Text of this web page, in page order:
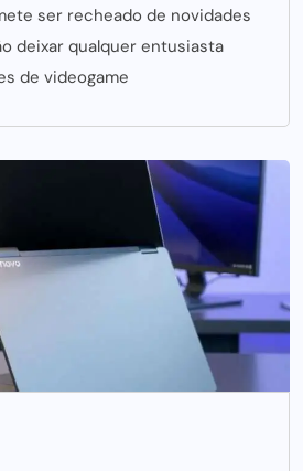
ser recheado de novidades
deixar qualquer entusiasta
de videogame